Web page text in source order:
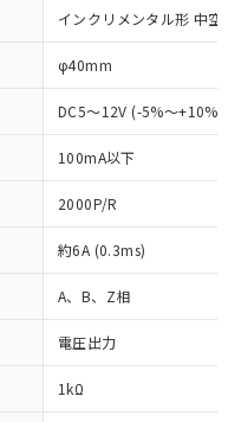
インクリメンタル形 中空
φ40mm
DC5～12V (-5%～+10%)
100mA以下
2000P/R
約6A (0.3ms)
A、B、Z相
電圧出力
1kΩ